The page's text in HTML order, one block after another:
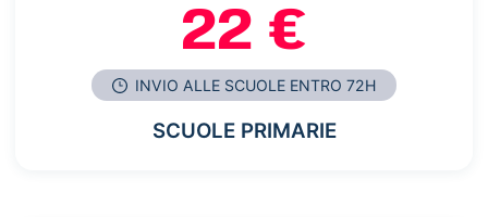
22 €
INVIO ALLE SCUOLE ENTRO 72H
SCUOLE PRIMARIE